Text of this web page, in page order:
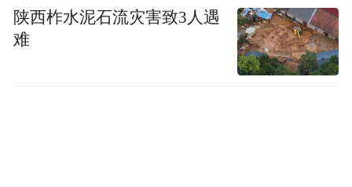
陕西柞水泥石流灾害致3人遇
难